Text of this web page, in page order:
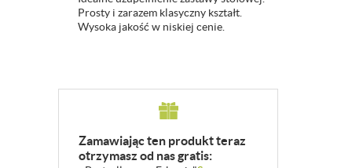
Prosty i zarazem klasyczny kształt.
Wysoka jakość w niskiej cenie.
Zamawiając ten produkt teraz
otrzymasz od nas gratis: